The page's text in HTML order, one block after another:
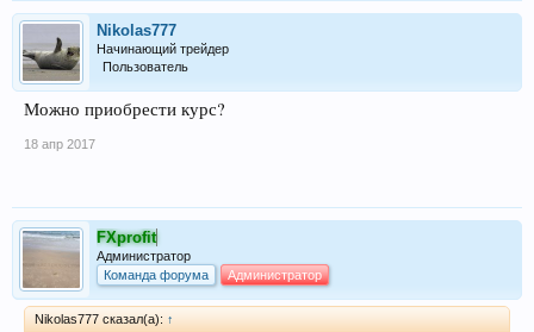
Nikolas777
Начинающий трейдер
Пользователь
Можно приобрести курс?
18 апр 2017
FXprofit
Администратор
Команда форума
Администратор
Nikolas777 сказал(а): ↑